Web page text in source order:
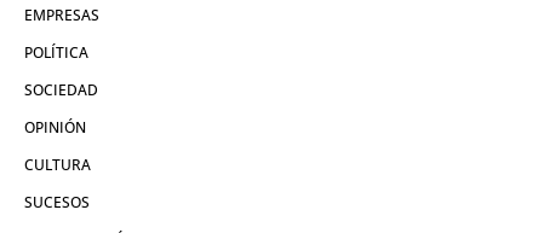
EMPRESAS
POLÍTICA
SOCIEDAD
OPINIÓN
CULTURA
SUCESOS